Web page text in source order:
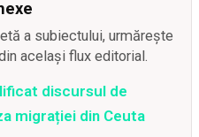
a subiectului, urmărește
același flux editorial.
discursul de
migrației din Ceuta